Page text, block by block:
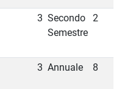
3 Secondo
Semestre
2
3 Annuale 8